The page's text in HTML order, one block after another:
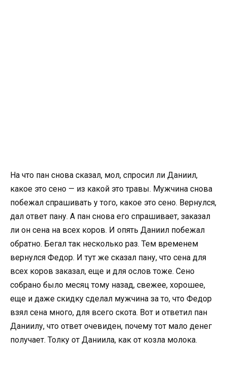
На что пан снова сказал, мол, спросил ли Даниил,
какое это сено — из какой это травы. Мужчина снова
побежал спрашивать у того, какое это сено. Вернулся,
дал ответ пану. А пан снова его спрашивает, заказал
ли он сена на всех коров. И опять Даниил побежал
обратно. Бегал так несколько раз. Тем временем
вернулся Федор. И тут же сказал пану, что сена для
всех коров заказал, еще и для ослов тоже. Сено
собрано было месяц тому назад, свежее, хорошее,
еще и даже скидку сделал мужчина за то, что Федор
взял сена много, для всего скота. Вот и ответил пан
Даниилу, что ответ очевиден, почему тот мало денег
получает. Толку от Даниила, как от козла молока.